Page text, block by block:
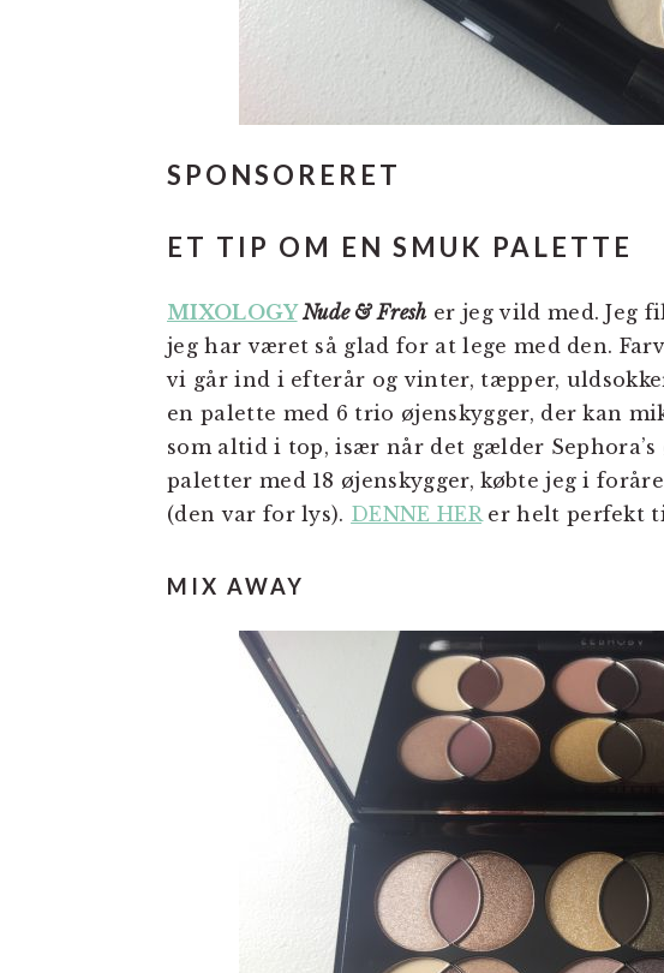
SPONSORERET
ET TIP OM EN SMUK PALETTE
MIXOLOGY Nude & Fresh er jeg vild med. Jeg
jeg har været så glad for at lege med den.
vi går ind i efterår og vinter, tæpper,
en palette med 6 trio øjenskygger, der kan
som altid i top, især når det gælder Sephora’s
paletter med 18 øjenskygger, købte jeg i
(den var for lys). DENNE HERer helt perfekt
MIX AWAY